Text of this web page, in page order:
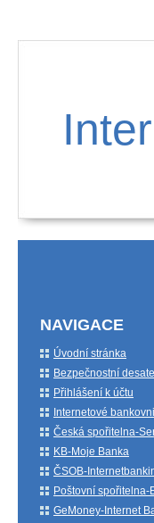
NAVIGACE
Úvodní stránka
Bezpečnostní
Přihlášení k účtu
Internetové
Česká spořitelna-
KB-Moje Banka
ČSOB-
Poštovní spořitelna-
GeMoney-Internet